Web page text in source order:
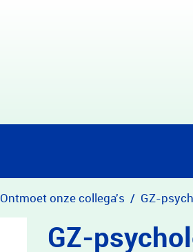
Ontmoet onze collega's
GZ-